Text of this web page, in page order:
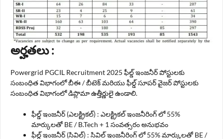
అర్హతలు :
Powergrid PGCIL Recruitment 2025 ఫీల్డ్ ఇంజనీర్ పోస్టులకు
సంబంధిత విభాగంలో బీఈ / బీటెక్ మరియు ఫీల్డ్ సూపర్ వైజర్ పోస్టులకు
సంబంధిత విభాగంలో డిప్లొమా ఉత్తీర్ణులై ఉండాలి.
ఫీల్డ్ ఇంజనీర్ (ఎలక్ట్రికల్) : ఎలక్ట్రికల్ ఇంజనీరింగ్ లో 55%
మార్కులతో BE / B.Tech + 1 సంవత్సరం అనుభవం
ఫీల్డ్ ఇంజనీర్ (సివిల్) : సివిల్ ఇంజనీరింగ్ లో 55% మార్కులతో BE /